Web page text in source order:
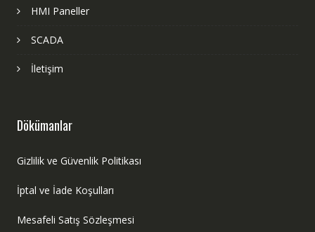
HMI Paneller
SCADA
İletişim
Dökümanlar
Gizlilik ve Güvenlik Politikası
İptal ve İade Koşulları
Mesafeli Satış Sözleşmesi